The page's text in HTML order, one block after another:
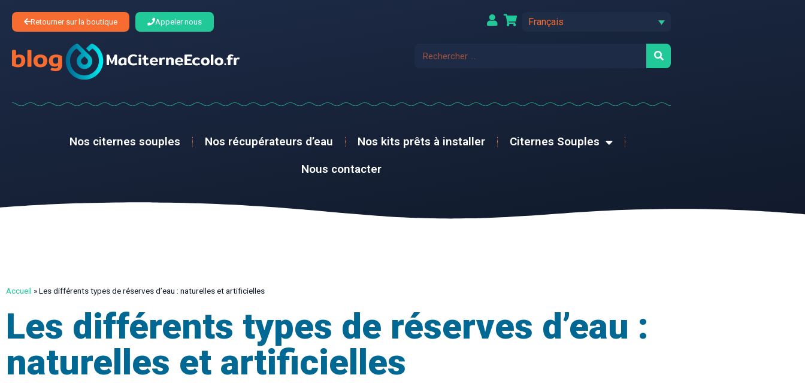
Retourner sur la boutique Appeler nous Français
Nos citernes souples Nos récupérateurs d’eau Nos kits prêts à installer
Citernes Souples
Nous contacter
Accueil »Les différents types de réserves d’eau : naturelles et artificielles
Les différents types de réserves d’eau :
naturelles et artificielles